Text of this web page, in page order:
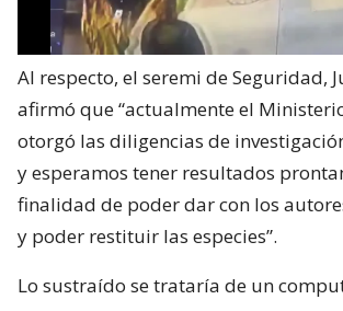
Al respecto, el seremi de Seguridad,
afirmó que “actualmente el
otorgó las diligencias de
y esperamos tener resultados
finalidad de poder dar con los
y poder restituir las especies”.
Lo sustraído se trataría de un